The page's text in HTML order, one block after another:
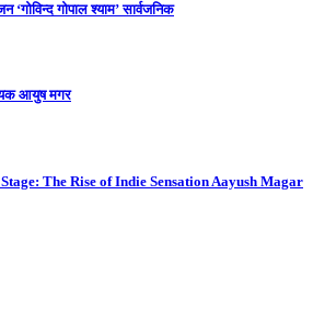
गोपाल श्याम’ सार्वजनिक
आयुष मगर
The Rise of Indie Sensation Aayush Magar